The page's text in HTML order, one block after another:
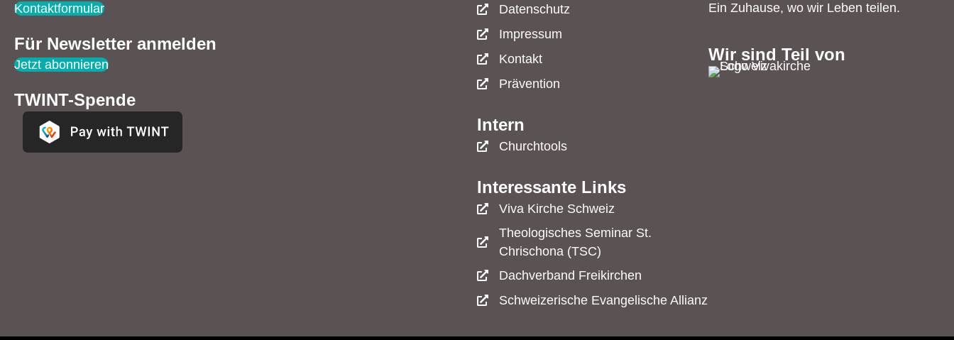
Kontaktformular
Für Newsletter anmelden
Jetzt abonnieren
TWINT-Spende
Datenschutz
Impressum
Kontakt
Prävention
Intern
Churchtools
Interessante Links
Viva Kirche Schweiz
Theologisches Seminar St.
Chrischona (TSC)
Dachverband Freikirchen
Schweizerische Evangelische Allianz
Ein Zuhause, wo wir Leben teilen.
Wir sind Teil von